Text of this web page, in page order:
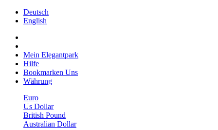
Deutsch
English
Mein Elegantpark
Hilfe
Bookmarken Uns
Währung
Euro
Us Dollar
British Pound
Australian Dollar